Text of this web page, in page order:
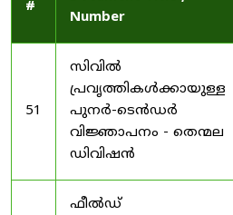
#
Number
51
സിവിൽ
പ്രവൃത്തികൾക്കായുള്ള
പുനർ-ടെൻഡർ
വിജ്ഞാപനം - തെന്മല
ഡിവിഷൻ
ഫീൽഡ്